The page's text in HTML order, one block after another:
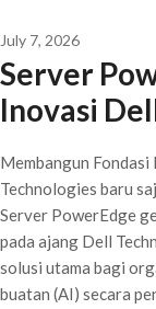
July 7, 2026
Server
Inovasi
Membangun
Technologies baru
Server PowerEdge
pada ajang Dell
solusi utama bagi
buatan (AI) secara